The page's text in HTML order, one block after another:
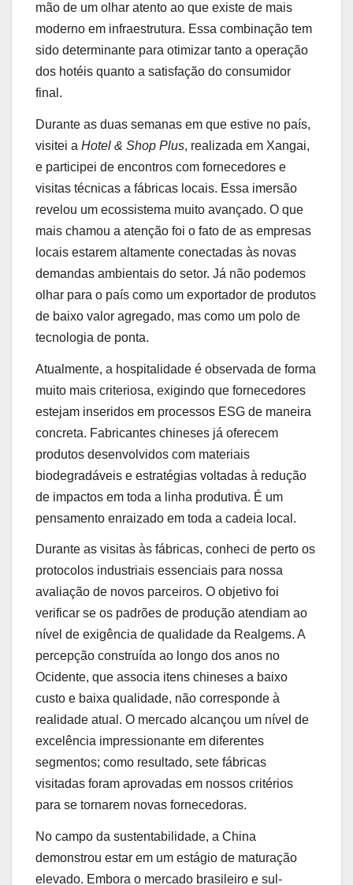
mão de um olhar atento ao que existe de mais
moderno em infraestrutura. Essa combinação tem
sido determinante para otimizar tanto a operação
dos hotéis quanto a satisfação do consumidor
final.
Durante as duas semanas em que estive no país,
visitei a Hotel & Shop Plus, realizada em Xangai,
e participei de encontros com fornecedores e
visitas técnicas a fábricas locais. Essa imersão
revelou um ecossistema muito avançado. O que
mais chamou a atenção foi o fato de as empresas
locais estarem altamente conectadas às novas
demandas ambientais do setor. Já não podemos
olhar para o país como um exportador de produtos
de baixo valor agregado, mas como um polo de
tecnologia de ponta.
Atualmente, a hospitalidade é observada de forma
muito mais criteriosa, exigindo que fornecedores
estejam inseridos em processos ESG de maneira
concreta. Fabricantes chineses já oferecem
produtos desenvolvidos com materiais
biodegradáveis e estratégias voltadas à redução
de impactos em toda a linha produtiva. É um
pensamento enraizado em toda a cadeia local.
Durante as visitas às fábricas, conheci de perto os
protocolos industriais essenciais para nossa
avaliação de novos parceiros. O objetivo foi
verificar se os padrões de produção atendiam ao
nível de exigência de qualidade da Realgems. A
percepção construída ao longo dos anos no
Ocidente, que associa itens chineses a baixo
custo e baixa qualidade, não corresponde à
realidade atual. O mercado alcançou um nível de
excelência impressionante em diferentes
segmentos; como resultado, sete fábricas
visitadas foram aprovadas em nossos critérios
para se tornarem novas fornecedoras.
No campo da sustentabilidade, a China
demonstrou estar em um estágio de maturação
elevado. Embora o mercado brasileiro e sul-